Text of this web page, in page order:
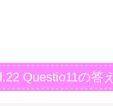
Questio11の答え